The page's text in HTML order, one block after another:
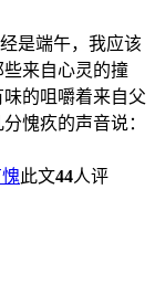
是端午，我应该
来自心灵的撞
的咀嚼着来自父
愧疚的声音说：
此文44人评